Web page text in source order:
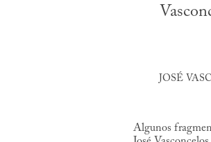
JOSÉ
Algunos